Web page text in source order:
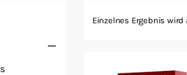
Einzelnes Ergebnis wird